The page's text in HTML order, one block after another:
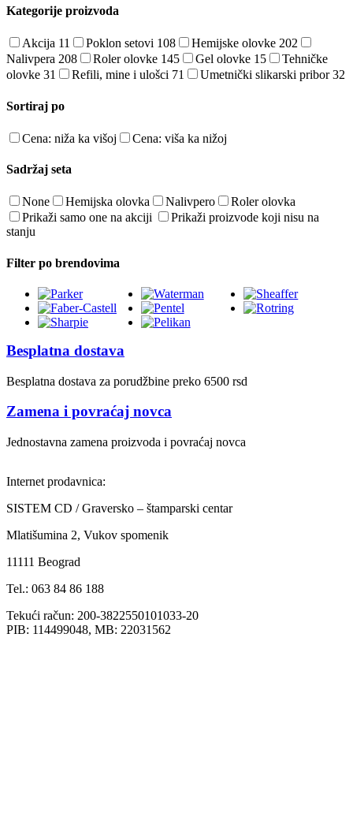
Kategorije proizvoda
Akcija 11 Poklon setovi 108 Hemijske olovke 202
Nalivpera 208 Roler olovke 145 Gel olovke 15
Tehničke
olovke 31 Refili, mine i ulošci 71 Umetnički slikarski pribor32
Sortiraj po
Cena: niža ka višoj Cena: viša ka nižoj
Sadržaj seta
None Hemijska olovka Nalivpero
Roler olovka
Prikaži samo one na akciji
Prikaži proizvode koji nisu na
stanju
Filter po brendovima
Besplatna dostava
Besplatna dostava za porudžbine preko 6500 rsd
Zamena i povraćaj novca
Jednostavna zamena proizvoda i povraćaj novca
Internet prodavnica:
SISTEM CD / Graversko – štamparski centar
Mlatišumina 2, Vukov spomenik
11111 Beograd
Tel.: 063 84 86 188
Tekući račun: 200-3822550101033-20
PIB: 114499048, MB: 22031562